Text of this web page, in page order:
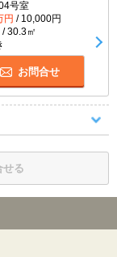
号室
円 / 10,000円
/ 30.3㎡
お問合せ
せる